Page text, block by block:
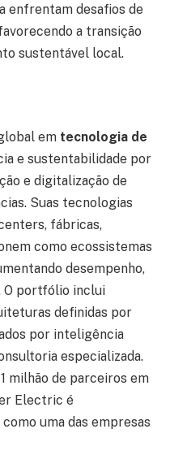
enfrentam desafios de
a transição
sustentável local.
em tecnologia de
e sustentabilidade por
e digitalização de
Suas tecnologias
fábricas,
como ecossistemas
desempenho,
O portfólio inclui
definidas por
por inteligência
especializada.
milhão de parceiros em
Electric é
uma das empresas